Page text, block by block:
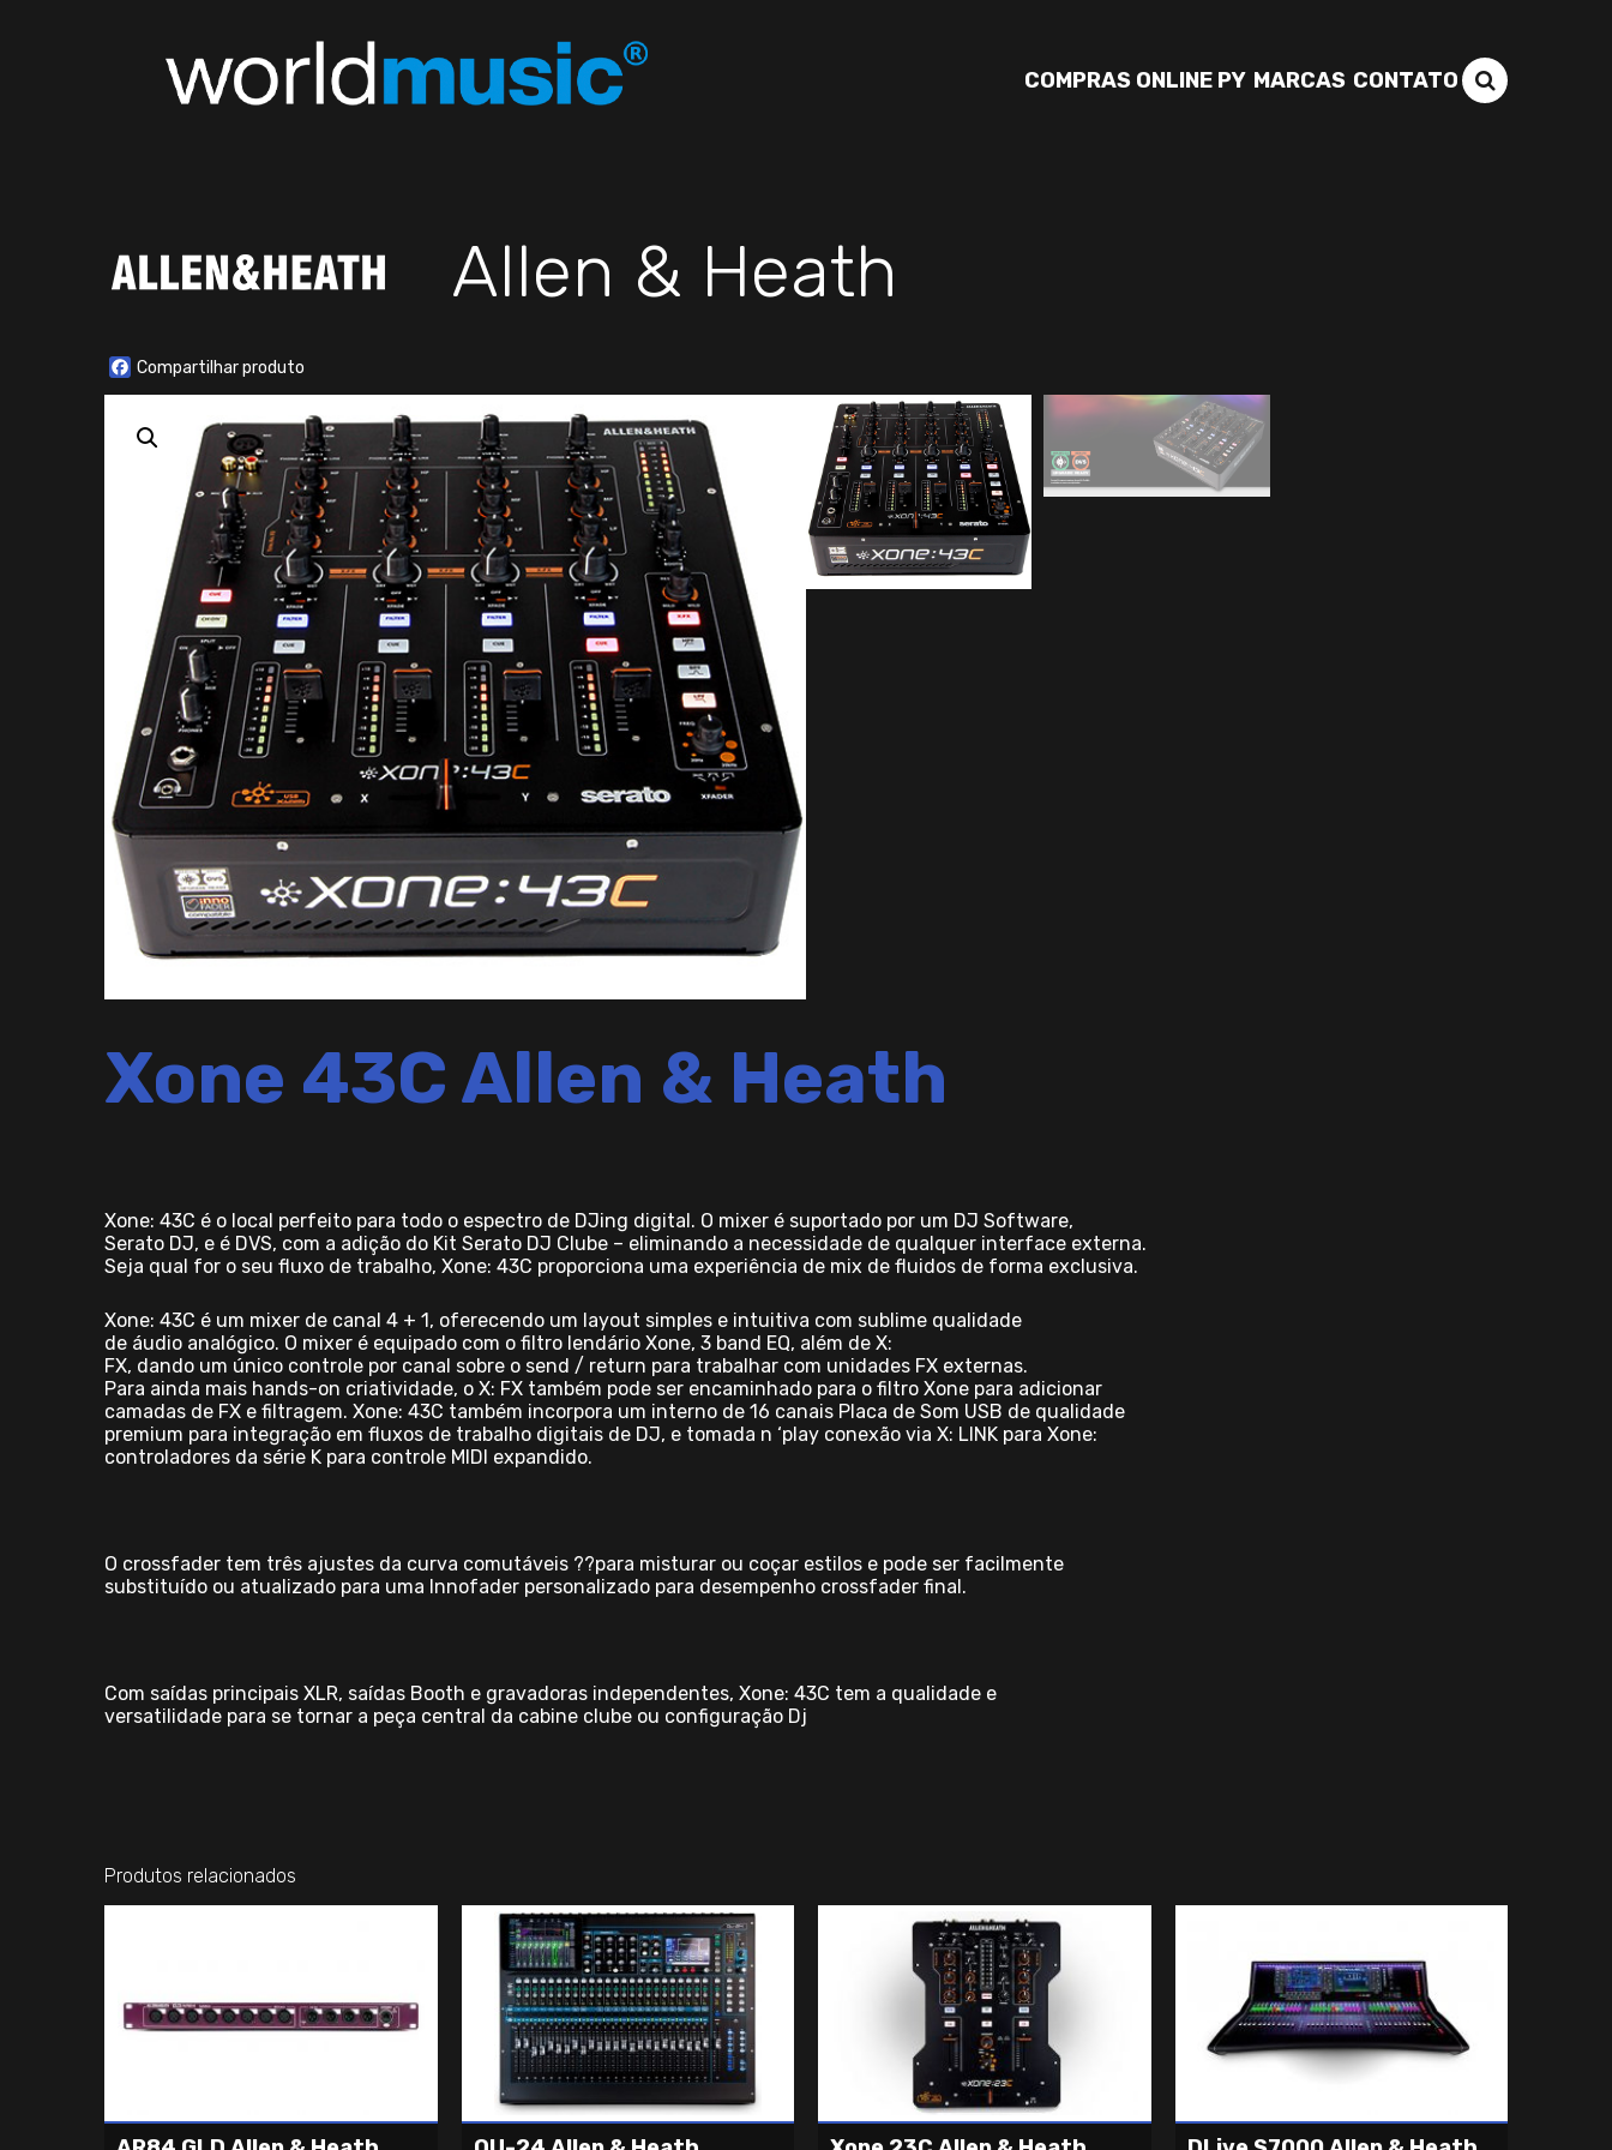
COMPRAS ONLINE PY MARCAS CONTATO
Allen & Heath
Facebook
Xone 43C Allen & Heath
Xone: 43C é o local perfeito para todo o espectro de DJing digital. O mixer é suportado por um DJ Software,
Serato DJ, e é DVS, com a adição do Kit Serato DJ Clube – eliminando a necessidade de qualquer interface externa.
Seja qual for o seu fluxo de trabalho, Xone: 43C proporciona uma experiência de mix de fluidos de forma exclusiva.
Xone: 43C é um mixer de canal 4 + 1, oferecendo um layout simples e intuitiva com sublime qualidade
de áudio analógico. O mixer é equipado com o filtro lendário Xone, 3 band EQ, além de X:
FX, dando um único controle por canal sobre o send / return para trabalhar com unidades FX externas.
Para ainda mais hands-on criatividade, o X: FX também pode ser encaminhado para o filtro Xone para adicionar
camadas de FX e filtragem. Xone: 43C também incorpora um interno de 16 canais Placa de Som USB de qualidade
premium para integração em fluxos de trabalho digitais de DJ, e tomada n ‘play conexão via X: LINK para Xone:
controladores da série K para controle MIDI expandido.
O crossfader tem três ajustes da curva comutáveis ??para misturar ou coçar estilos e pode ser facilmente
substituído ou atualizado para uma Innofader personalizado para desempenho crossfader final.
Com saídas principais XLR, saídas Booth e gravadoras independentes, Xone: 43C tem a qualidade e
versatilidade para se tornar a peça central da cabine clube ou configuração Dj
Produtos relacionados